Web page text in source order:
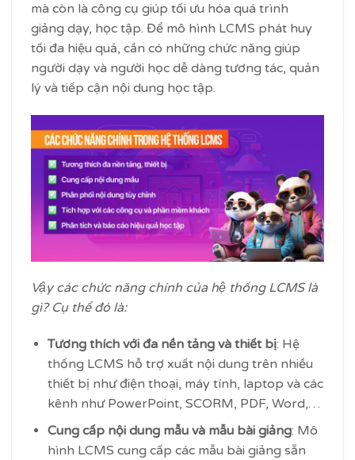
mà còn là công cụ giúp tối ưu hóa quá trình
giảng dạy, học tập. Để mô hình LCMS phát huy
tối đa hiệu quả, cần có những chức năng giúp
người dạy và người học dễ dàng tương tác, quản
lý và tiếp cận nội dung học tập.
Vậy các chức năng chính của hệ thống LCMS là
gì? Cụ thể đó là:
Tương thích với đa nền tảng và thiết bị: Hệ
thống LCMS hỗ trợ xuất nội dung trên nhiều
thiết bị như điện thoại, máy tính, laptop và các
kênh như PowerPoint, SCORM, PDF, Word,…
Cung cấp nội dung mẫu và mẫu bài giảng: Mô
hình LCMS cung cấp các mẫu bài giảng sẵn